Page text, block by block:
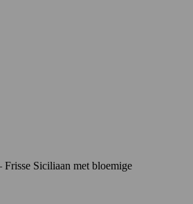
Siciliaan met bloemige